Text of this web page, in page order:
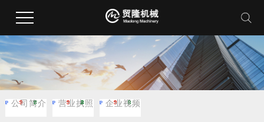
公司简介 营业执照 企业视频